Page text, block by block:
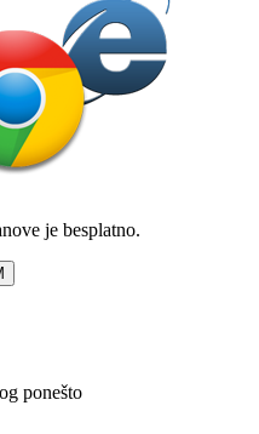
je besplatno.
ponešto